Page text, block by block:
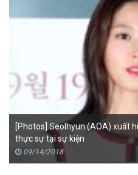
[Photos] Seolhyun (AOA) xuất
thực sự tại sự kiện
09/14/2018